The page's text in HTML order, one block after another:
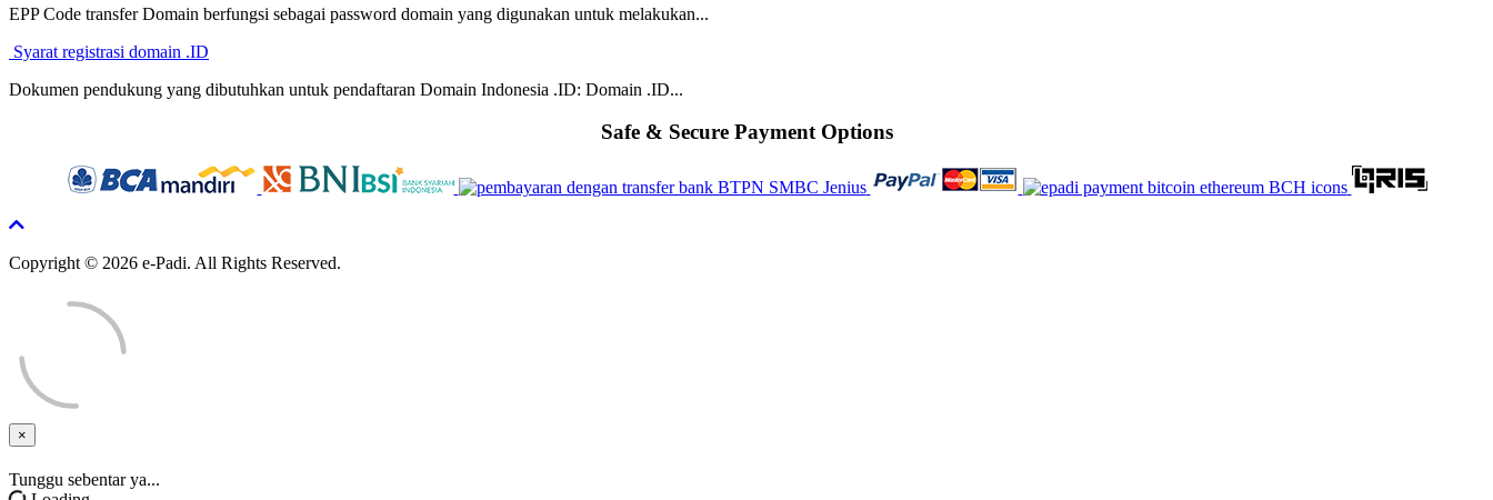
EPP Code transfer Domain berfungsi sebagai password domain yang digunakan untuk melakukan...
Syarat registrasi domain .ID
Dokumen pendukung yang dibutuhkan untuk pendaftaran Domain Indonesia .ID: Domain .ID...
Safe & Secure Payment Options
Copyright © 2026 e-Padi. All Rights Reserved.
×
Close
Tunggu sebentar ya...